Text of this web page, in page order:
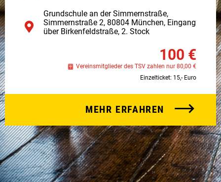
Grundschule an der Simmernstraße,
Simmernstraße 2, 80804 München, Eingang
über Birkenfeldstraße, 2. Stock
100 €
Vereinsmitglieder des TSV zahlen nur 80,00 €
Einzelticket: 15,- Euro
MEHR ERFAHREN